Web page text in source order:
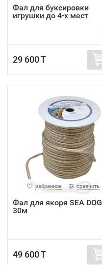
Фал для буксировки
игрушки до 4-х мест
29 600 T
избранное сравнить
Фал для якоря SEA DOG
30м
49 600 T